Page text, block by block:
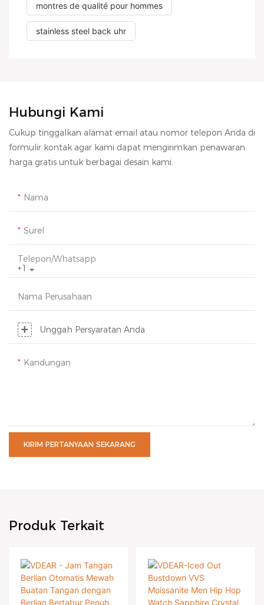
montres de qualité pour hommes
stainless steel back uhr
Hubungi Kami
Cukup tinggalkan alamat email atau nomor telepon Anda di
formulir kontak agar kami dapat mengirimkan penawaran
harga gratis untuk berbagai desain kami.
Nama
Surel
+1
Telepon/whatsapp
Nama Perusahaan
Unggah Persyaratan Anda
Kandungan
KIRIM PERTANYAAN SEKARANG
Produk Terkait